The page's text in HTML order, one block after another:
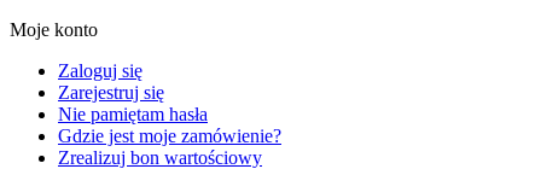
Moje konto
Zaloguj się
Zarejestruj się
Nie pamiętam hasła
Gdzie jest moje zamówienie?
Zrealizuj bon wartościowy